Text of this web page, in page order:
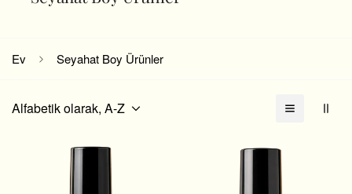
Ev Seyahat Boy Ürünler
Alfabetik olarak, A-Z